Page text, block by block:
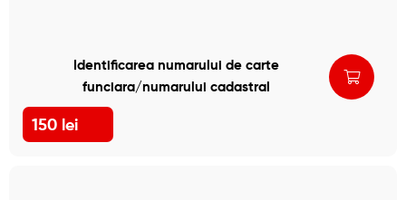
Identificarea numarului de carte
funciara/numarului cadastral
150 lei